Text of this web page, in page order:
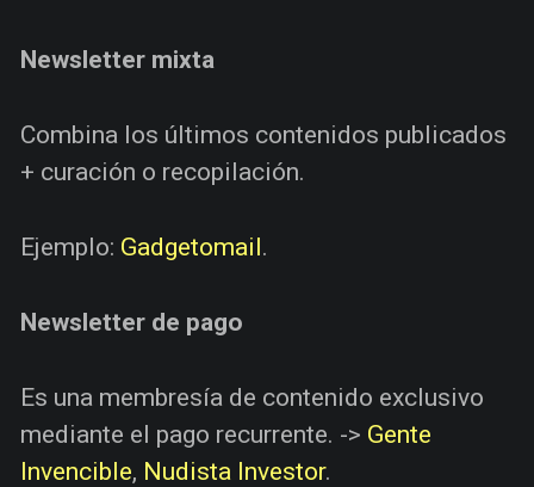
Newsletter mixta
Combina los últimos contenidos publicados
+ curación o recopilación.
Ejemplo: Gadgetomail.
Newsletter de pago
Es una membresía de contenido exclusivo
mediante el pago recurrente. -> Gente
Invencible, Nudista Investor.